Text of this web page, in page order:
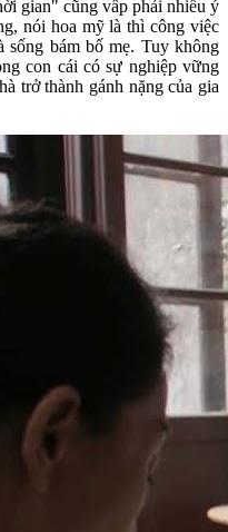
gian" cũng vấp phải nhiều ý
nói hoa mỹ là thì công việc
sống bám bố mẹ. Tuy không
con cái có sự nghiệp vững
trở thành gánh nặng của gia